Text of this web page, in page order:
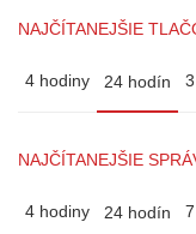
NAJČÍTANEJŠIE
4 hodiny 24 hodín
NAJČÍTANEJŠIE
4 hodiny 24 hodín